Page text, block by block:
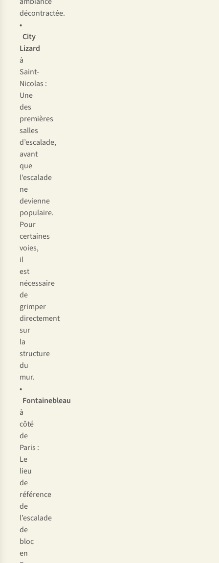
décontractée.
•
City
Lizard
à
Saint-
Nicolas :
Une
des
premières
salles
d’escalade,
avant
que
l’escalade
ne
devienne
populaire.
Pour
certaines
voies,
il
est
nécessaire
de
grimper
directement
sur
la
structure
du
mur.
•
Fontainebleau
à
côté
de
Paris :
Le
lieu
de
référence
de
l’escalade
de
bloc
en